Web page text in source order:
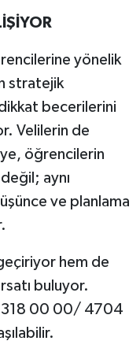
yönelik
stratejik
becerilerini
Velilerin de
öğrencilerin
aynı
ve planlama
hem de
buluyor.
318 00 00/ 4704